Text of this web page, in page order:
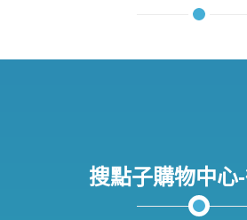
搜點子購物中心